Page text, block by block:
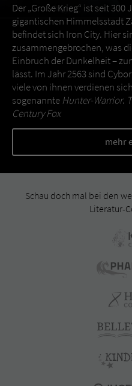
Der „Große Krieg“ ist seit
gigantischen Himmelsstadt
befindet sich Iron City. Hier
zusammengebrochen, was
Einbruch der Dunkelheit –
lässt. Im Jahr 2563 sind
viele von ihnen verdienen
sogenannte Hunter-Warrior.
Century Fox
mehr
Schau doch mal bei den
Literatur-